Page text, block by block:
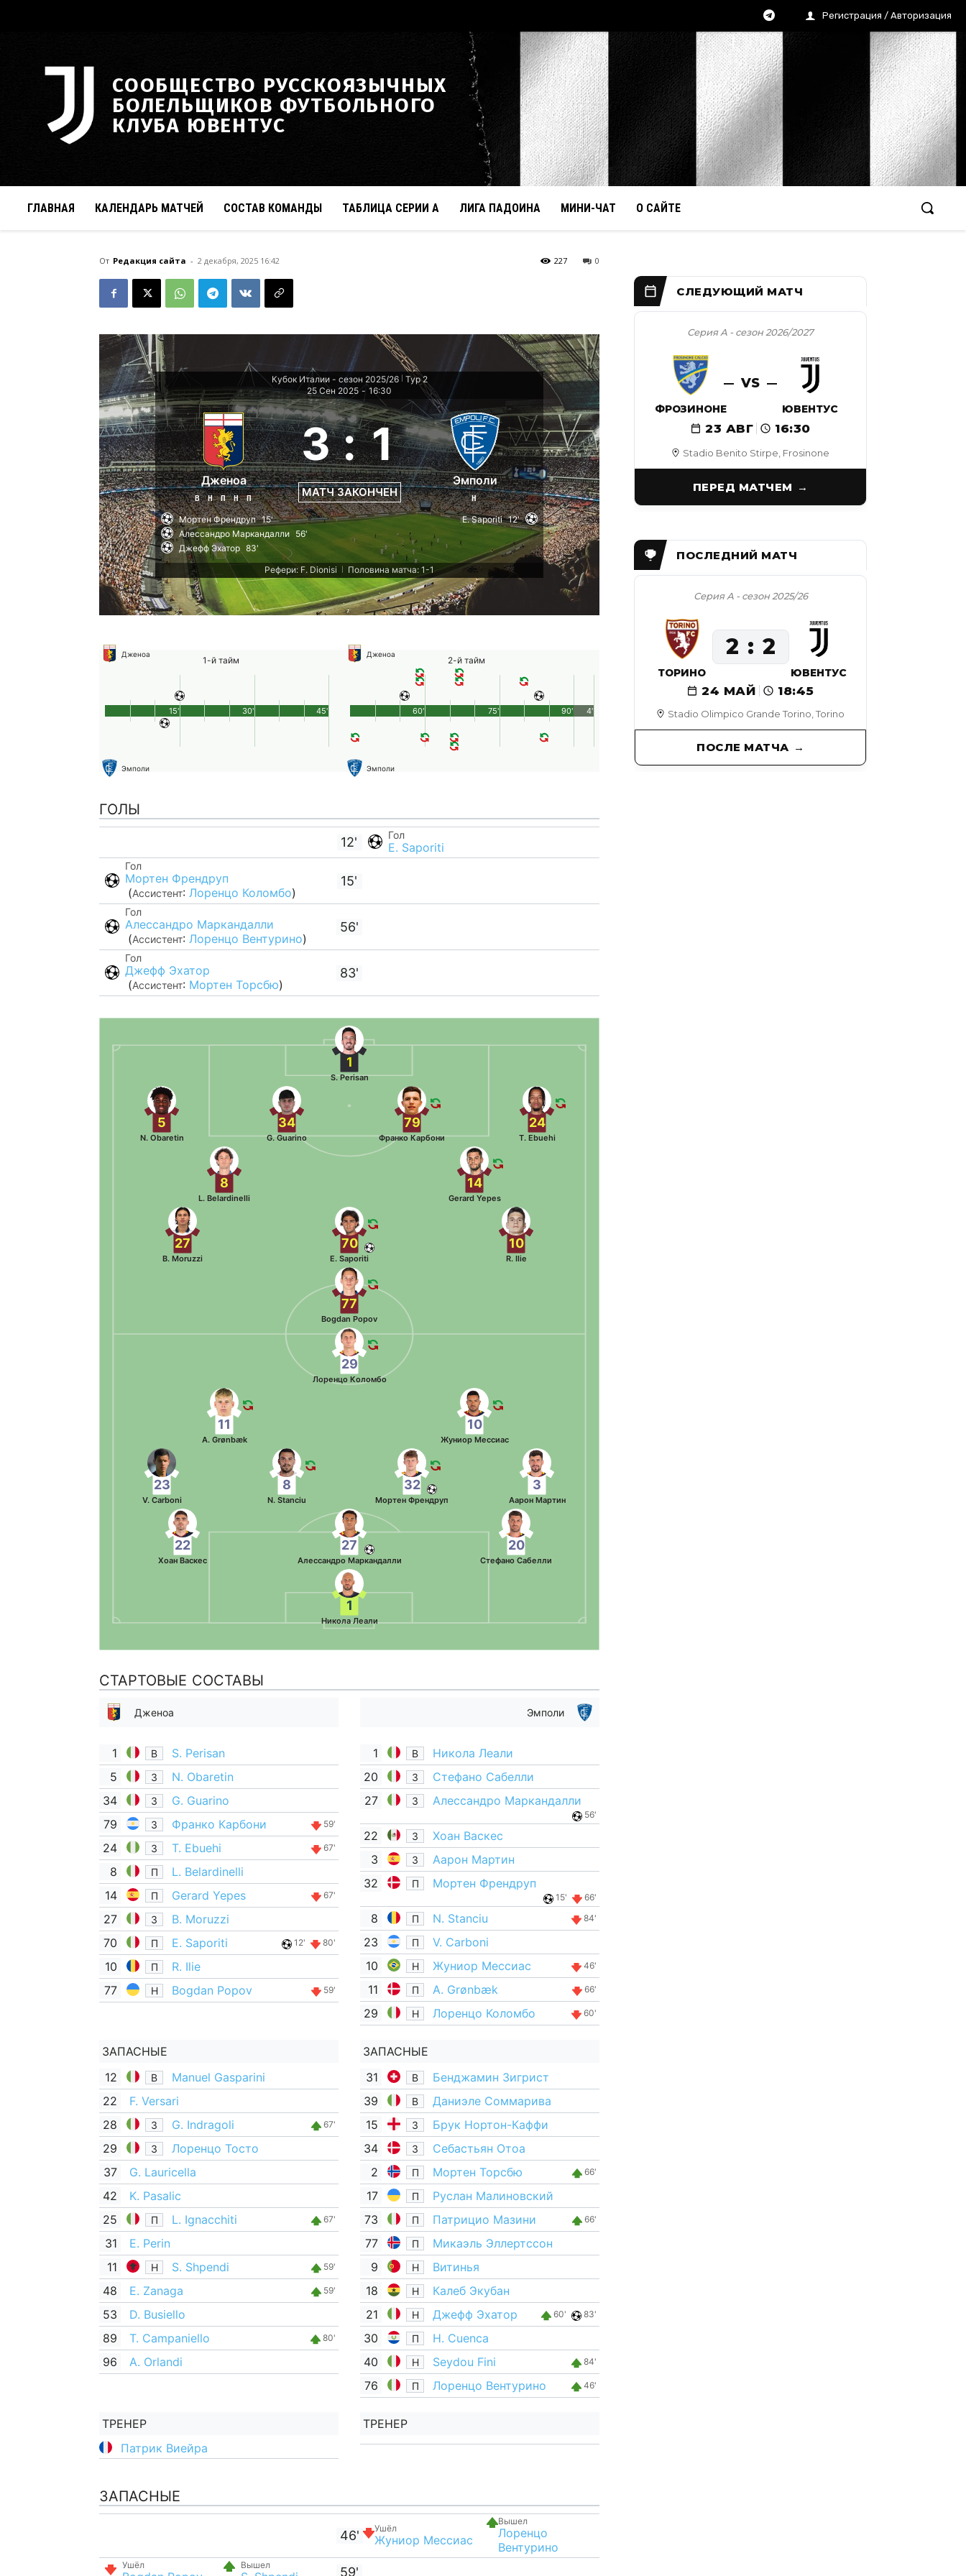
Регистрация / Авторизация
СООБЩЕСТВО РУССКОЯЗЫЧНЫХ
БОЛЕЛЬЩИКОВ ФУТБОЛЬНОГО
КЛУБА ЮВЕНТУС
ГЛАВНАЯ КАЛЕНДАРЬ МАТЧЕЙ СОСТАВ КОМАНДЫ ТАБЛИЦА СЕРИИ А ЛИГА ПАДОИНА МИНИ-ЧАТ О САЙТЕ
От Редакция сайта - 2 декабря, 2025 16:42 0
227
Кубок Италии - сезон 2025/26
Тур 2
25 Сен 2025 - 16:30
Дженоа
В Н П Н П
3 : 1
МАТЧ ЗАКОНЧЕН
Эмполи
Н
Мортен Френдруп 15'
Алессандро Маркандалли 56'
Джефф Эхатор 83'
E. Saporiti 12'
Рефери: F. Dionisi Половина матча: 1-1
Дженоа
1-й тайм
Эмполи
45'
15' 30'
Дженоа
2-й тайм
Эмполи
90'
60' 75' 4'
ГОЛЫ
12' Гол
E. Saporiti
Гол
Мортен Френдруп
(Ассистент: Лоренцо Коломбо)
15'
Гол
Алессандро Маркандалли
(Ассистент: Лоренцо Вентурино)
56'
Гол
Джефф Эхатор
(Ассистент: Мортен Торсбю)
83'
1
S. Perisan
24
T. Ebuehi
79
Франко Карбони
34
G. Guarino
5
N. Obaretin
14
Gerard Yepes
8
L. Belardinelli
10
R. Ilie
70
E. Saporiti
27
B. Moruzzi
77
Bogdan Popov
1
Никола Леали
22
Хоан Васкес
27
Алессандро Маркандалли
20
Стефано Сабелли
23
V. Carboni
8
N. Stanciu
32
Мортен Френдруп
3
Аарон Мартин
11
A. Grønbæk
10
Жуниор Мессиас
29
Лоренцо Коломбо
СТАРТОВЫЕ СОСТАВЫ
Дженоа
1 В
S. Perisan
5
З
N. Obaretin
34
З
G. Guarino
79
З Франко Карбони 59'
24 З T. Ebuehi 67'
8 П
L. Belardinelli
14
П Gerard Yepes 67'
27 З
B. Moruzzi
70
П E. Saporiti 12' 80'
10 П
R. Ilie
77
Н Bogdan Popov 59'
ЗАПАСНЫЕ
12
В
Manuel Gasparini
22
F. Versari
28
З G. Indragoli 67'
29 З
Лоренцо Тосто
37
G. Lauricella
42
K. Pasalic
25
П L. Ignacchiti 67'
31
E. Perin
11
Н S. Shpendi 59'
48 E. Zanaga 59'
53
D. Busiello
89
T. Campaniello 80'
96 A. Orlandi
ТРЕНЕР
Патрик Виейра
Эмполи
1 В
Никола Леали
20
З
Стефано Сабелли
27
З Алессандро Маркандалли
56'
22 З
Хоан Васкес
3
З
Аарон Мартин
32
П Мортен Френдруп
15' 66'
8 П N. Stanciu 84'
23 П
V. Carboni
10
Н Жуниор Мессиас 46'
11 П A. Grønbæk 66'
29 Н Лоренцо Коломбо 60'
ЗАПАСНЫЕ
31
В
Бенджамин Зигрист
39
В
Даниэле Соммарива
15
З
Брук Нортон-Каффи
34
З
Себастьян Отоа
2
П Мортен Торсбю 66'
17 П
Руслан Малиновский
73
П Патрицио Мазини 66'
77 П
Микаэль Эллертссон
9
Н
Витинья
18
Н
Калеб Экубан
21
Н Джефф Эхатор 60' 83'
30 П
H. Cuenca
40
Н Seydou Fini 84'
76 П Лоренцо Вентурино 46'
ТРЕНЕР
ЗАПАСНЫЕ
46' Ушёл
Жуниор Мессиас
Вышел
Лоренцо
Вентурино
Ушёл Вышел 59'
Stadio Benito Stirpe, Frosinone
Серия А - сезон 2026/2027
ФРОЗИНОНЕ
VS
ЮВЕНТУС
23 АВГ 16:30
ПЕРЕД МАТЧЕМ
Stadio Olimpico Grande Torino, Torino
Серия А - сезон 2025/26
24 МАЙ 18:45
ТОРИНО
2 2
ЮВЕНТУС
ПОСЛЕ МАТЧА